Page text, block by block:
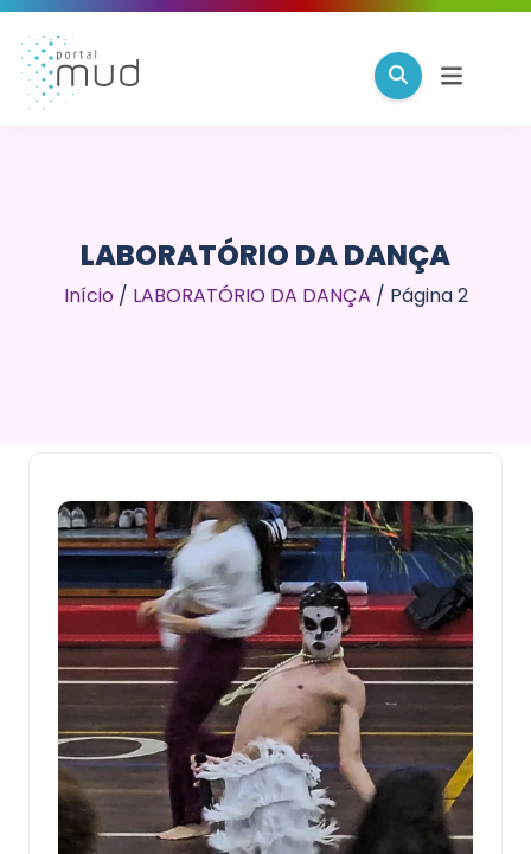
LABORATÓRIO DA DANÇA
Início/ LABORATÓRIO DA DANÇA / Página 2